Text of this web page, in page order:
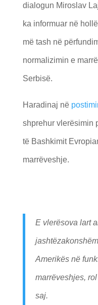
dialogun Miroslav
ka informuar në
më tash në
normalizimin e
Serbisë.
Haradinaj në
shprehur vlerësimin
të Bashkimit
marrëveshje.
E vlerësova lart
Amerikës në
marrëveshjes,
saj.